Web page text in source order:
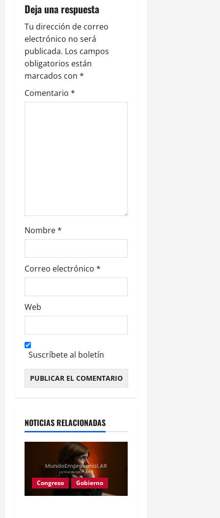
i
ó
n
d
e
d
a
s
Deja una respuesta
Tu dirección de correo
electrónico no será
publicada. Los campos
obligatorios están
marcados con *
Comentario *
Nombre*
Correo electrónico *
Web
Suscríbete al boletín
NOTICIAS RELACIONADAS
Congreso Gobierno